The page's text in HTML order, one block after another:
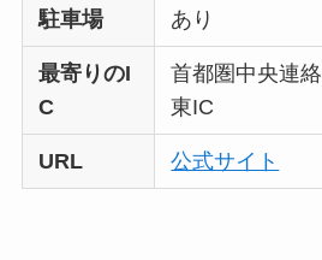
駐車場 あり
最寄りのI
C
首都圏中央連
東IC
URL 公式サイト